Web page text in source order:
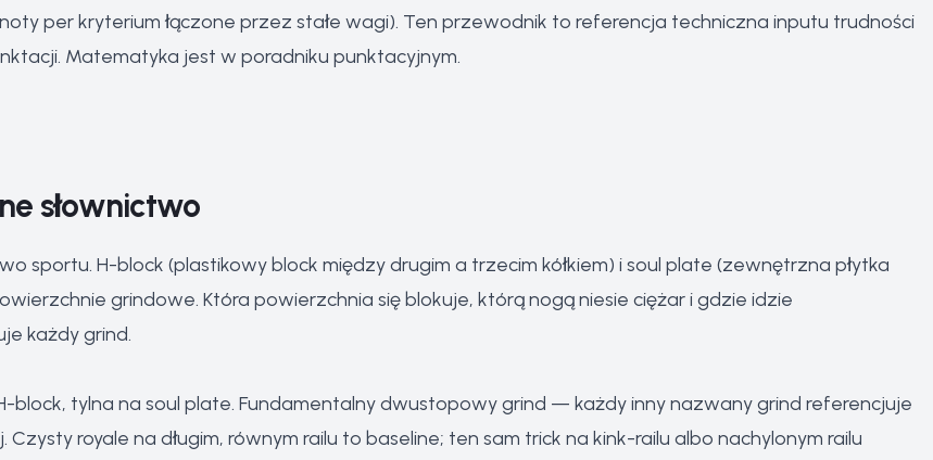
per kryterium łączone przez stałe wagi). Ten przewodnik to referencja techniczna inputu trudności
Matematyka jest w poradniku punktacyjnym.
słownictwo
sportu. H-block (plastikowy block między drugim a trzecim kółkiem) i soul plate (zewnętrzna płytka
grindowe. Która powierzchnia się blokuje, którą nogą niesie ciężar i gdzie idzie
każdy grind.
block, tylna na soul plate. Fundamentalny dwustopowy grind — każdy inny nazwany grind referencjuje
Czysty royale na długim, równym railu to baseline; ten sam trick na kink-railu albo nachylonym railu